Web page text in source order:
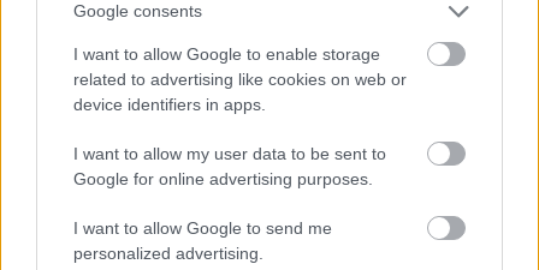
Google consents
I want to allow Google to enable storage
related to advertising like cookies on web or
device identifiers in apps.
I want to allow my user data to be sent to
Google for online advertising purposes.
I want to allow Google to send me
personalized advertising.